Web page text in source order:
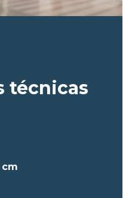
técnicas
cm